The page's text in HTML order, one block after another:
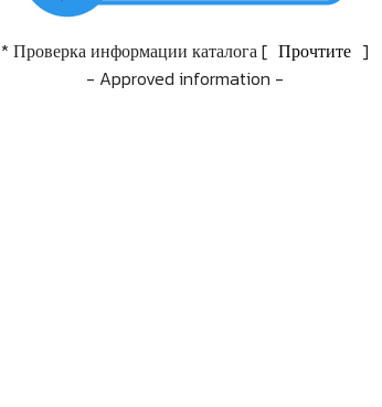
* Проверка информации каталога [ Прочтите ]
- Approved information -